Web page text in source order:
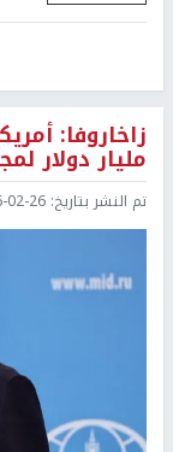
زاخاروفا:
مليار دولار
تم النشر بتاريخ: 26 21:17